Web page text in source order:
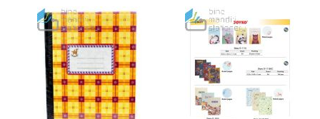
WISH
LIST
COMPARE
WISH
LIST
COMPARE